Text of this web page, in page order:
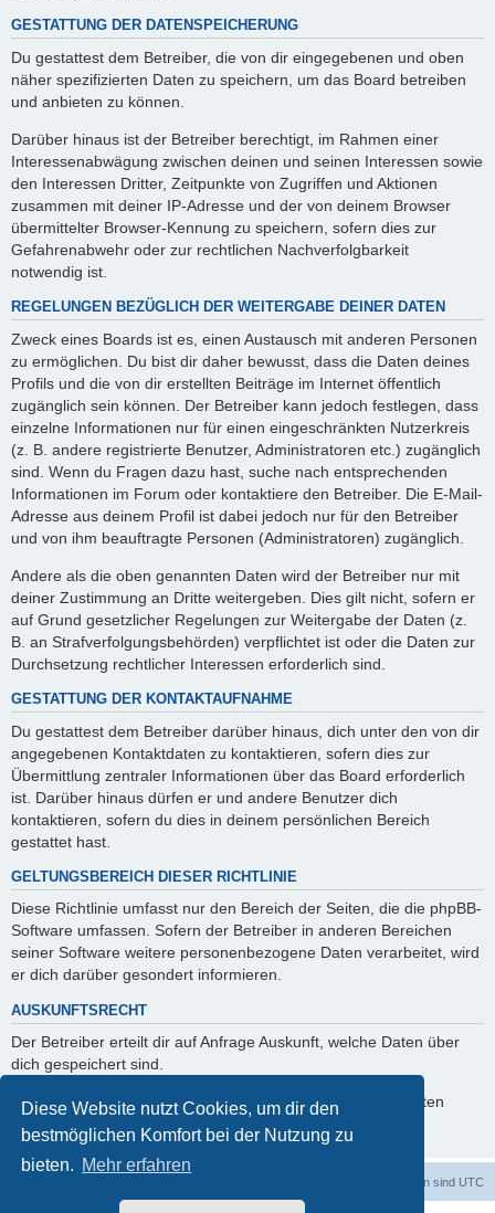
Diese Website nutzt Cookies, um dir den
bestmöglichen Komfort bei der Nutzung zu
bieten. Mehr erfahren
GESTATTUNG DER DATENSPEICHERUNG
Du gestattest dem Betreiber, die von dir eingegebenen und oben
näher spezifizierten Daten zu speichern, um das Board betreiben
und anbieten zu können.
Darüber hinaus ist der Betreiber berechtigt, im Rahmen einer
Interessenabwägung zwischen deinen und seinen Interessen sowie
den Interessen Dritter, Zeitpunkte von Zugriffen und Aktionen
zusammen mit deiner IP-Adresse und der von deinem Browser
übermittelter Browser-Kennung zu speichern, sofern dies zur
Gefahrenabwehr oder zur rechtlichen Nachverfolgbarkeit
notwendig ist.
REGELUNGEN BEZÜGLICH DER WEITERGABE DEINER DATEN
Zweck eines Boards ist es, einen Austausch mit anderen Personen
zu ermöglichen. Du bist dir daher bewusst, dass die Daten deines
Profils und die von dir erstellten Beiträge im Internet öffentlich
zugänglich sein können. Der Betreiber kann jedoch festlegen, dass
einzelne Informationen nur für einen eingeschränkten Nutzerkreis
(z. B. andere registrierte Benutzer, Administratoren etc.) zugänglich
sind. Wenn du Fragen dazu hast, suche nach entsprechenden
Informationen im Forum oder kontaktiere den Betreiber. Die E-Mail-
Adresse aus deinem Profil ist dabei jedoch nur für den Betreiber
und von ihm beauftragte Personen (Administratoren) zugänglich.
Andere als die oben genannten Daten wird der Betreiber nur mit
deiner Zustimmung an Dritte weitergeben. Dies gilt nicht, sofern er
auf Grund gesetzlicher Regelungen zur Weitergabe der Daten (z.
B. an Strafverfolgungsbehörden) verpflichtet ist oder die Daten zur
Durchsetzung rechtlicher Interessen erforderlich sind.
GESTATTUNG DER KONTAKTAUFNAHME
Du gestattest dem Betreiber darüber hinaus, dich unter den von dir
angegebenen Kontaktdaten zu kontaktieren, sofern dies zur
Übermittlung zentraler Informationen über das Board erforderlich
ist. Darüber hinaus dürfen er und andere Benutzer dich
kontaktieren, sofern du dies in deinem persönlichen Bereich
gestattet hast.
GELTUNGSBEREICH DIESER RICHTLINIE
Diese Richtlinie umfasst nur den Bereich der Seiten, die die phpBB-
Software umfassen. Sofern der Betreiber in anderen Bereichen
seiner Software weitere personenbezogene Daten verarbeitet, wird
er dich darüber gesondert informieren.
AUSKUNFTSRECHT
Der Betreiber erteilt dir auf Anfrage Auskunft, welche Daten über
dich gespeichert sind.
Du kannst jederzeit die Löschung bzw. Sperrung deiner Daten
verlangen. Kontaktiere hierzu bitte den Betreiber.
Alle Zeiten sind UTC